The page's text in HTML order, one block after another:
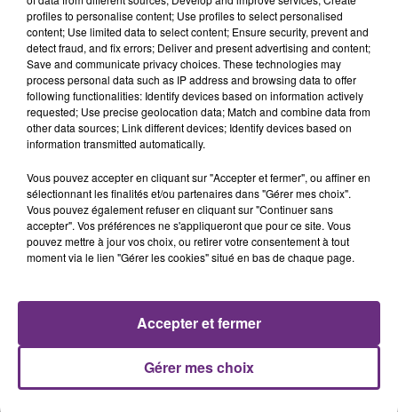
11h37
LA CENTRALE NUCLÉAIRE DE CHOOZ
TOUJOURS À L'ARRÊT
Cela fait déjà une semaine que la centrale
nucléaire ardennaise est à l'arrêt. Une situation
justifiée par la sécheresse intense qui est toujours
10h16
C'était l'une des institutions du centre-ville
rémois. Le magasin JouéClub est contraint de
fermer ses portes.
TITRES DIFFUSÉS
profiles to personalise content; Use profiles to select personalised
content; Use limited data to select content; Ensure security, prevent and
detect fraud, and fix errors; Deliver and present advertising and content;
Save and communicate privacy choices. These technologies may
process personal data such as IP address and browsing data to offer
following functionalities: Identify devices based on information actively
requested; Use precise geolocation data; Match and combine data from
other data sources; Link different devices; Identify devices based on
information transmitted automatically.
Vous pouvez accepter en cliquant sur "Accepter et fermer", ou affiner en
sélectionnant les finalités et/ou partenaires dans "Gérer mes choix".
Vous pouvez également refuser en cliquant sur "Continuer sans
accepter". Vos préférences ne s'appliqueront que pour ce site. Vous
pouvez mettre à jour vos choix, ou retirer votre consentement à tout
moment via le lien "Gérer les cookies" situé en bas de chaque page.
Gérer mes choix
Accepter et fermer